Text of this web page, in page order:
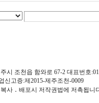
조천읍 함와로 67-2 대표번호
신고증:제2015-제주조천-0009
사 ․ 배포시 저작권법에 저촉됩